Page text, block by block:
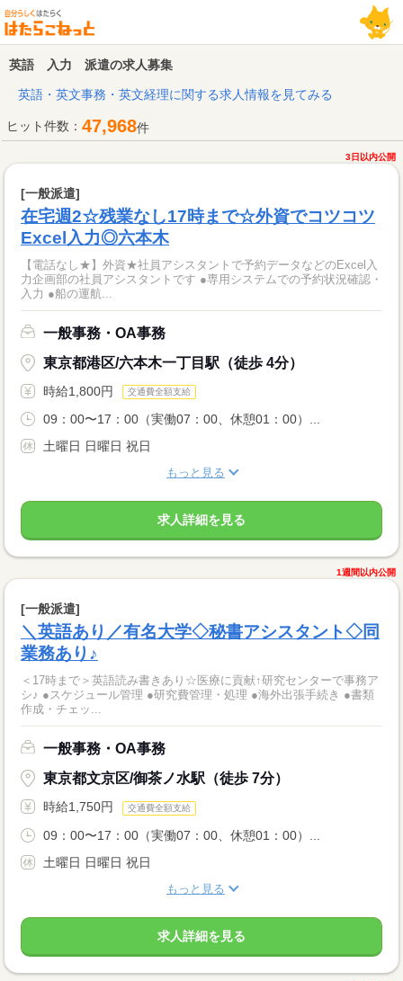
英語 入力 派遣の求人募集
英語・英文事務・英文経理に関する求人情報を見てみる
ヒット件数： 47,968件
3日以内公開
[一般派遣]
在宅週2☆残業なし17時まで☆外資でコツコツ
Excel入力◎六本木
【電話なし★】外資★社員アシスタントで予約データなどのExcel入
力企画部の社員アシスタントです ●専用システムでの予約状況確認・
入力 ●船の運航...
一般事務・OA事務
東京都港区/六本木一丁目駅（徒歩 4分）
時給1,800円 交通費全額支給
09：00〜17：00（実働07：00、休憩01：00）...
土曜日 日曜日 祝日
もっと見る
求人詳細を見る
1週間以内公開
[一般派遣]
＼英語あり／有名大学◇秘書アシスタント◇同
業務あり♪
＜17時まで＞英語読み書きあり☆医療に貢献↑研究センターで事務ア
シ♪ ●スケジュール管理 ●研究費管理・処理 ●海外出張手続き ●書類
作成・チェッ...
一般事務・OA事務
東京都文京区/御茶ノ水駅（徒歩 7分）
時給1,750円 交通費全額支給
09：00〜17：00（実働07：00、休憩01：00）...
土曜日 日曜日 祝日
もっと見る
求人詳細を見る